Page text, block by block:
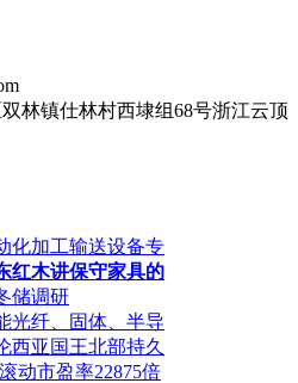
林镇仕林村西埭组68号浙江云顶
化加工输送设备专
红木讲保守家具的
储调研
光纤、固体、半导
西亚国王北部持久
动市盈率22875倍